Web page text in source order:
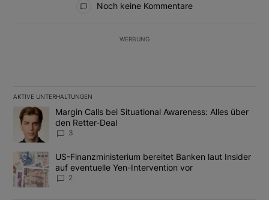
Noch keine Kommentare
WERBUNG
AKTIVE UNTERHALTUNGEN
Das Folgende ist eine Liste der am meisten kommentierten
Ein Trendartikel mit dem Titel "Margin Calls bei Situational
Margin Calls bei Situational Awareness: Alles über
den Retter-Deal
3
Ein Trendartikel mit dem Titel "US-Finanzministerium bereitet
US-Finanzministerium bereitet Banken laut Insider
auf eventuelle Yen-Intervention vor
2